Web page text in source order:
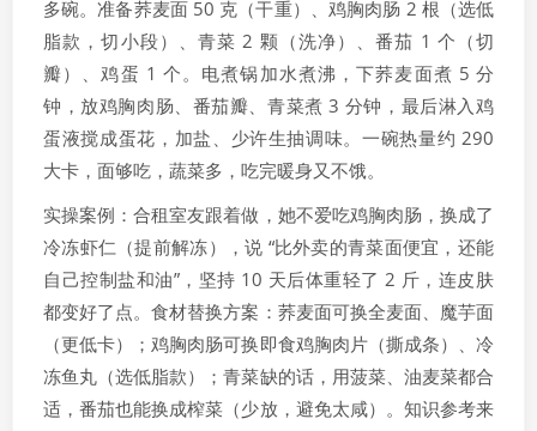
多碗。准备荞麦面 50 克（干重）、鸡胸肉肠 2 根（选低
脂款，切小段）、青菜 2 颗（洗净）、番茄 1 个（切
瓣）、鸡蛋 1 个。电煮锅加水煮沸，下荞麦面煮 5 分
钟，放鸡胸肉肠、番茄瓣、青菜煮 3 分钟，最后淋入鸡
蛋液搅成蛋花，加盐、少许生抽调味。一碗热量约 290
大卡，面够吃，蔬菜多，吃完暖身又不饿。
实操案例：合租室友跟着做，她不爱吃鸡胸肉肠，换成了
冷冻虾仁（提前解冻），说 “比外卖的青菜面便宜，还能
自己控制盐和油”，坚持 10 天后体重轻了 2 斤，连皮肤
都变好了点。食材替换方案：荞麦面可换全麦面、魔芋面
（更低卡）；鸡胸肉肠可换即食鸡胸肉片（撕成条）、冷
冻鱼丸（选低脂款）；青菜缺的话，用菠菜、油麦菜都合
适，番茄也能换成榨菜（少放，避免太咸）。知识参考来